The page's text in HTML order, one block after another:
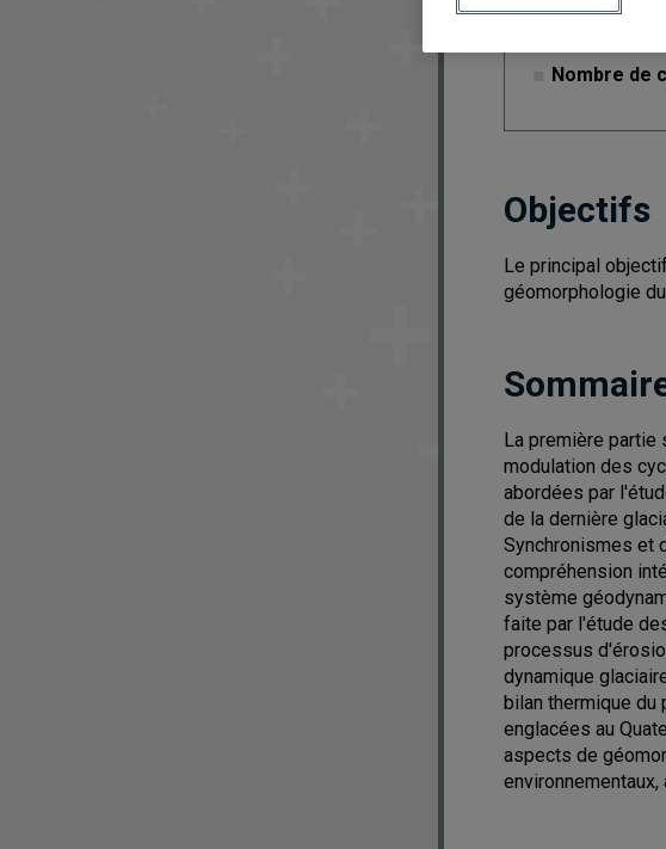
Nombre de
Objectifs
Le principal
géomorphologie
La première partie
modulation des
abordées par
de la dernière
Synchronismes et
compréhension
système
faite par l'étude
processus
dynamique
bilan thermique du
englacées au
aspects de